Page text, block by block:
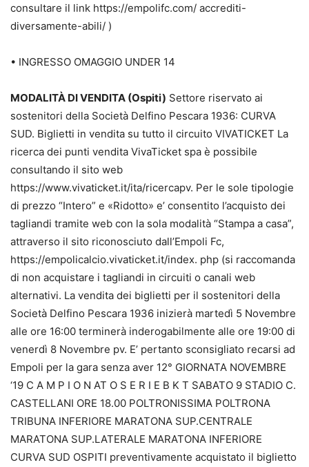
consultare il link https://empolifc.com/ accrediti-
diversamente-abili/ )
• INGRESSO OMAGGIO UNDER 14
MODALITÀ DI VENDITA (Ospiti) Settore riservato ai
sostenitori della Società Delfino Pescara 1936: CURVA
SUD. Biglietti in vendita su tutto il circuito VIVATICKET La
ricerca dei punti vendita VivaTicket spa è possibile
consultando il sito web
https://www.vivaticket.it/ita/ricercapv. Per le sole tipologie
di prezzo “Intero” e «Ridotto» e’ consentito l’acquisto dei
tagliandi tramite web con la sola modalità “Stampa a casa”,
attraverso il sito riconosciuto dall’Empoli Fc,
https://empolicalcio.vivaticket.it/index. php (si raccomanda
di non acquistare i tagliandi in circuiti o canali web
alternativi. La vendita dei biglietti per il sostenitori della
Società Delfino Pescara 1936 inizierà martedì 5 Novembre
alle ore 16:00 terminerà inderogabilmente alle ore 19:00 di
venerdì 8 Novembre pv. E’ pertanto sconsigliato recarsi ad
Empoli per la gara senza aver 12° GIORNATA NOVEMBRE
‘19 C A M P I O N AT O S E R I E B K T SABATO 9 STADIO C.
CASTELLANI ORE 18.00 POLTRONISSIMA POLTRONA
TRIBUNA INFERIORE MARATONA SUP.CENTRALE
MARATONA SUP.LATERALE MARATONA INFERIORE
CURVA SUD OSPITI preventivamente acquistato il biglietto